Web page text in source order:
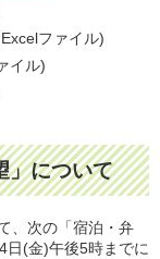
ファイル)
イル)
」について
、次の「宿泊・弁
日(金)午後5時までに